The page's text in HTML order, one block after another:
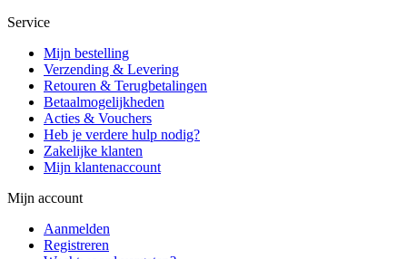
Service
Mijn bestelling
Verzending & Levering
Retouren & Terugbetalingen
Betaalmogelijkheden
Acties & Vouchers
Heb je verdere hulp nodig?
Zakelijke klanten
Mijn klantenaccount
Mijn account
Aanmelden
Registreren